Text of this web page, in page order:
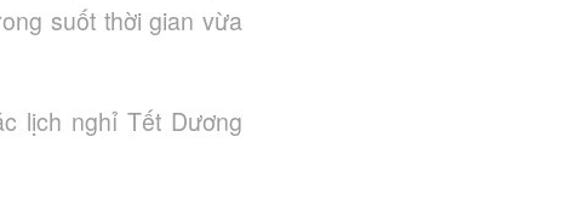
suốt thời gian vừa
lịch nghỉ Tết Dương